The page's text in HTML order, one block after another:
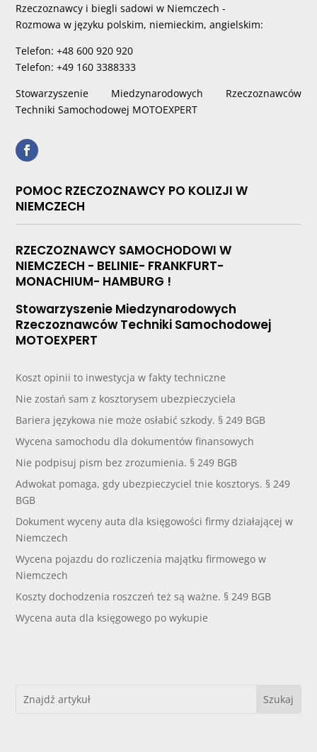
Rzeczoznawcy i biegli sadowi w Niemczech -
Rozmowa w języku polskim, niemieckim, angielskim:
Telefon: +48 600 920 920
Telefon: +49 160 3388333
Stowarzyszenie Miedzynarodowych Rzeczoznawców
Techniki Samochodowej MOTOEXPERT
POMOC RZECZOZNAWCY PO KOLIZJI W
NIEMCZECH
RZECZOZNAWCY SAMOCHODOWI W
NIEMCZECH - BELINIE- FRANKFURT-
MONACHIUM- HAMBURG !
Stowarzyszenie Miedzynarodowych
Rzeczoznawców Techniki Samochodowej
MOTOEXPERT
Koszt opinii to inwestycja w fakty techniczne
Nie zostań sam z kosztorysem ubezpieczyciela
Bariera językowa nie może osłabić szkody. § 249 BGB
Wycena samochodu dla dokumentów finansowych
Nie podpisuj pism bez zrozumienia. § 249 BGB
Adwokat pomaga, gdy ubezpieczyciel tnie kosztorys. § 249
BGB
Dokument wyceny auta dla księgowości firmy działającej w
Niemczech
Wycena pojazdu do rozliczenia majątku firmowego w
Niemczech
Koszty dochodzenia roszczeń też są ważne. § 249 BGB
Wycena auta dla księgowego po wykupie